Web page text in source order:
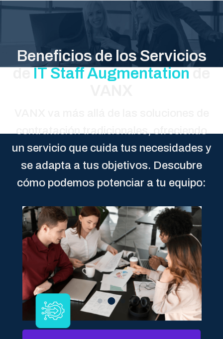
Beneficios de los Servicios
deIT Staff Augmentationde
contratación tradicionales, ofreciendo
un servicio que cuida tus necesidades y
se adapta a tus objetivos. Descubre
cómo podemos potenciar a tu equipo: